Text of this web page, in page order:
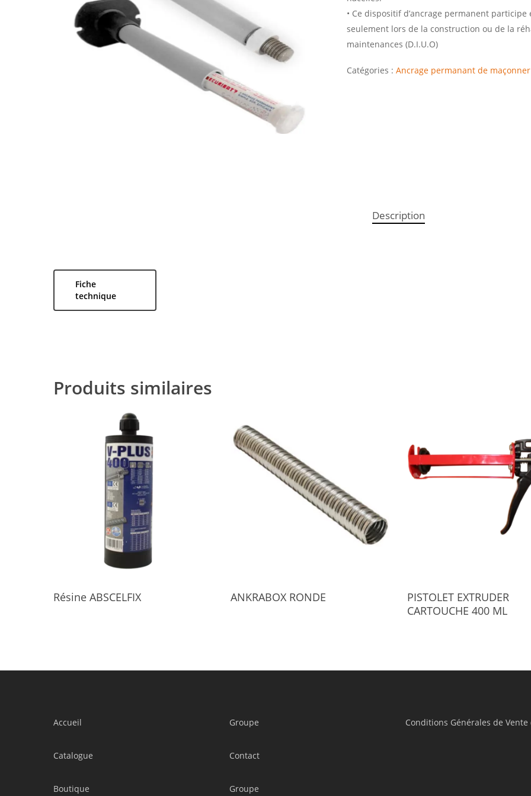
• Ce dispositif d’ancrage permanent
seulement lors de la construction ou de la
maintenances (D.I.U.O)
Catégories : Ancrage permanant de
Description
Fiche
technique
Produits similaires
Résine ABSCELFIX ANKRABOX RONDE
PISTOLET EXTRUDER
CARTOUCHE 400 ML
Accueil
Catalogue
Boutique
Groupe
Contact
Groupe
Conditions Générales de Vente